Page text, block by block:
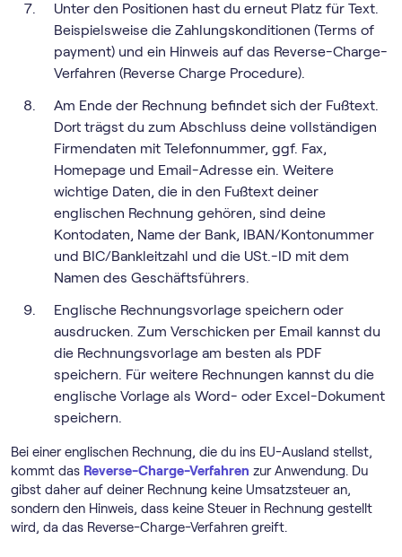
Unter den Positionen hast du erneut Platz für Text.
Beispielsweise die Zahlungskonditionen (Terms of
payment) und ein Hinweis auf das Reverse-Charge-
Verfahren (Reverse Charge Procedure).
Am Ende der Rechnung befindet sich der Fußtext.
Dort trägst du zum Abschluss deine vollständigen
Firmendaten mit Telefonnummer, ggf. Fax,
Homepage und Email-Adresse ein. Weitere
wichtige Daten, die in den Fußtext deiner
englischen Rechnung gehören, sind deine
Kontodaten, Name der Bank, IBAN/Kontonummer
und BIC/Bankleitzahl und die USt.-ID mit dem
Namen des Geschäftsführers.
Englische Rechnungsvorlage speichern oder
ausdrucken. Zum Verschicken per Email kannst du
die Rechnungsvorlage am besten als PDF
speichern. Für weitere Rechnungen kannst du die
englische Vorlage als Word- oder Excel-Dokument
speichern.
Bei einer englischen Rechnung, die du ins EU-Ausland stellst,
kommt das Reverse-Charge-Verfahren zur Anwendung. Du
gibst daher auf deiner Rechnung keine Umsatzsteuer an,
sondern den Hinweis, dass keine Steuer in Rechnung gestellt
wird, da das Reverse-Charge-Verfahren greift.